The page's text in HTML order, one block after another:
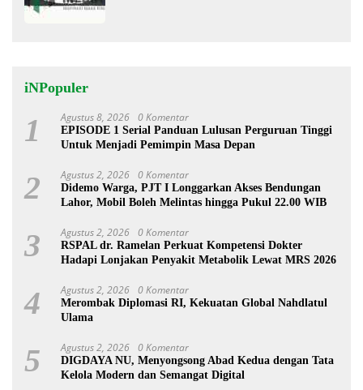
iNPopuler
1 Agustus 8, 2026 0 Komentar
EPISODE 1 Serial Panduan Lulusan Perguruan Tinggi
Untuk Menjadi Pemimpin Masa Depan
2 Agustus 2, 2026 0 Komentar
Didemo Warga, PJT I Longgarkan Akses Bendungan
Lahor, Mobil Boleh Melintas hingga Pukul 22.00 WIB
3 Agustus 2, 2026 0 Komentar
RSPAL dr. Ramelan Perkuat Kompetensi Dokter
Hadapi Lonjakan Penyakit Metabolik Lewat MRS 2026
4 Agustus 2, 2026 0 Komentar
Merombak Diplomasi RI, Kekuatan Global Nahdlatul
Ulama
5 Agustus 2, 2026 0 Komentar
DIGDAYA NU, Menyongsong Abad Kedua dengan Tata
Kelola Modern dan Semangat Digital